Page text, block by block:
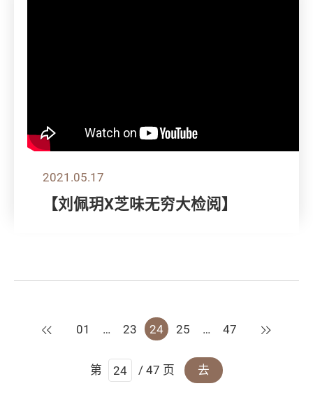
2021.05.17
【刘佩玥X芝味无穷大检阅】
上一页
01 … 23 24 25 … 47 下一页
第 / 47 页 去